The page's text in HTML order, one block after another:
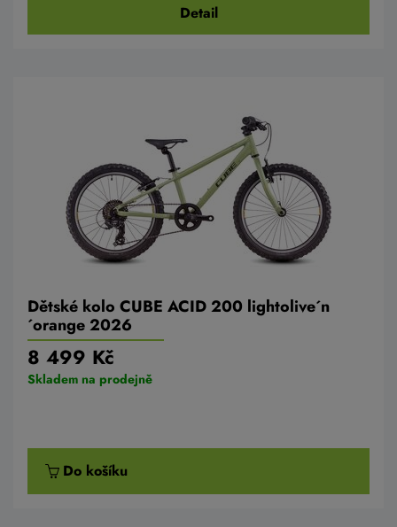
Detail
Dětské kolo CUBE ACID 200 lightolive´n
´orange 2026
8 499 Kč
Skladem na prodejně
Do košíku